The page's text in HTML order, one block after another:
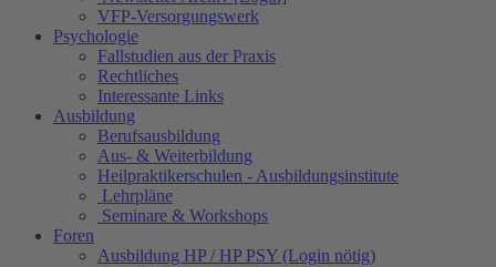
VFP-Versorgungswerk
Psychologie
Fallstudien aus der Praxis
Rechtliches
Interessante Links
Ausbildung
Berufsausbildung
Aus- & Weiterbildung
Heilpraktikerschulen - Ausbildungsinstitute
Lehrpläne
Seminare & Workshops
Foren
Ausbildung HP / HP PSY (Login nötig)